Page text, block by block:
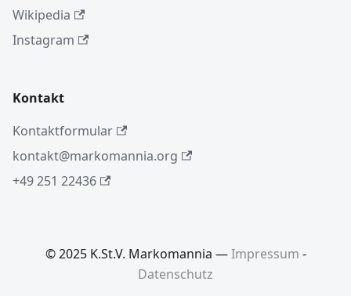
Wikipedia
Instagram
Kontakt
Kontaktformular
kontakt@markomannia.org
+49 251 22436
© 2025 K.St.V. Markomannia —Impressum -
Datenschutz